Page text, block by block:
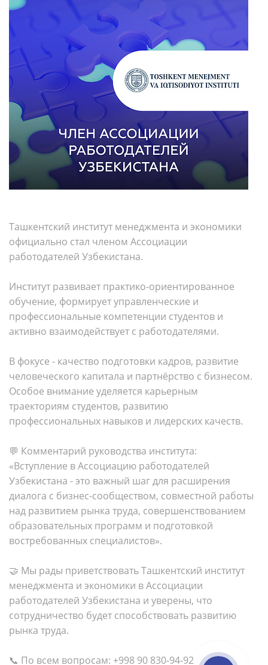
Ташкентский институт менеджмента и экономики
официально стал членом Ассоциации
работодателей Узбекистана.
Институт развивает практико-ориентированное
обучение, формирует управленческие и
профессиональные компетенции студентов и
активно взаимодействует с работодателями.
В фокусе - качество подготовки кадров, развитие
человеческого капитала и партнёрство с бизнесом.
Особое внимание уделяется карьерным
траекториям студентов, развитию
профессиональных навыков и лидерских качеств.
💬 Комментарий руководства института:
«Вступление в Ассоциацию работодателей
Узбекистана - это важный шаг для расширения
диалога с бизнес-сообществом, совместной работы
над развитием рынка труда, совершенствованием
образовательных программ и подготовкой
востребованных специалистов».
🤝 Мы рады приветствовать Ташкентский институт
менеджмента и экономики в Ассоциации
работодателей Узбекистана и уверены, что
сотрудничество будет способствовать развитию
рынка труда.
📞 По всем вопросам: +998 90 830-94-92